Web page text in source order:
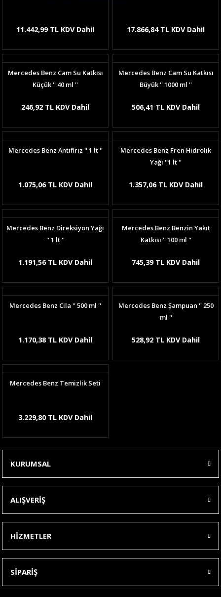
11.442,99 TL KDV Dahil 17.866,84 TL KDV Dahil
Mercedes Benz Cam Su Katkısı
Küçük '' 40 ml ''
246,92 TL KDV Dahil
Mercedes Benz Cam Su Katkısı
Büyük '' 1000 ml ''
506,41 TL KDV Dahil
Mercedes Benz Antifiriz '' 1 lt ''
1.075,06 TL KDV Dahil
Mercedes Benz Fren Hidrolik
Yağı ''1 lt ''
1.357,06 TL KDV Dahil
Mercedes Benz Direksiyon Yağı
'' 1 lt ''
1.191,56 TL KDV Dahil
Mercedes Benz Benzin Yakıt
Katkısı '' 100 ml ''
745,39 TL KDV Dahil
Mercedes Benz Cila '' 500 ml ''
1.170,38 TL KDV Dahil
Mercedes Benz Şampuan '' 250
ml ''
528,92 TL KDV Dahil
Mercedes Benz Temizlik Seti
3.229,80 TL KDV Dahil
KURUMSAL
ALIŞVERİŞ
HİZMETLER
SİPARİŞ